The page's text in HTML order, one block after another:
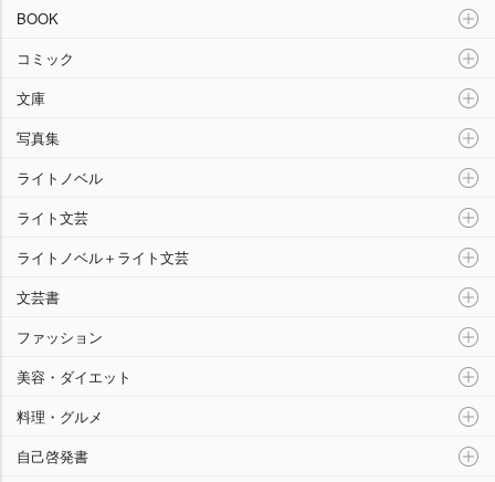
BOOK
コミック
文庫
写真集
ライトノベル
ライト文芸
ライトノベル＋ライト文芸
文芸書
ファッション
美容・ダイエット
料理・グルメ
自己啓発書